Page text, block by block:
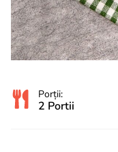
Porții:
2 Portii